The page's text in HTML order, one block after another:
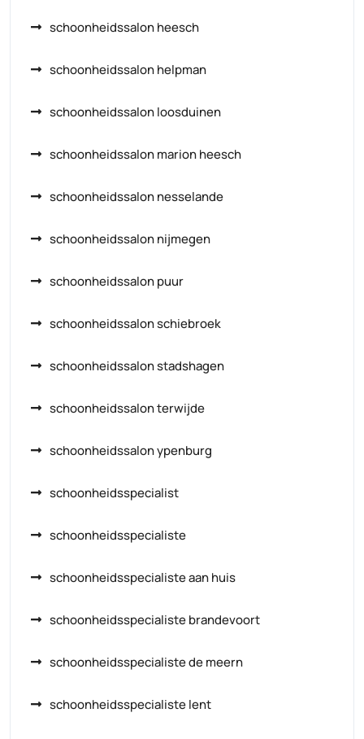
schoonheidssalon heesch
schoonheidssalon helpman
schoonheidssalon loosduinen
schoonheidssalon marion heesch
schoonheidssalon nesselande
schoonheidssalon nijmegen
schoonheidssalon puur
schoonheidssalon schiebroek
schoonheidssalon stadshagen
schoonheidssalon terwijde
schoonheidssalon ypenburg
schoonheidsspecialist
schoonheidsspecialiste
schoonheidsspecialiste aan huis
schoonheidsspecialiste brandevoort
schoonheidsspecialiste de meern
schoonheidsspecialiste lent